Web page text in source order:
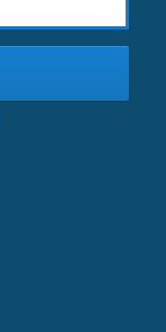
.